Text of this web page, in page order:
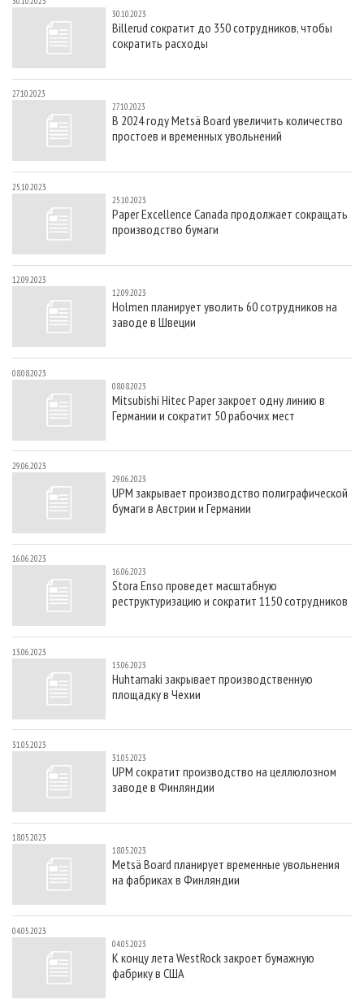
30.10.2023
Billerud сократит до 350 сотрудников, чтобы
сократить расходы
27.10.2023
27.10.2023
В 2024 году Metsä Board увеличить количество
простоев и временных увольнений
25.10.2023
25.10.2023
Paper Excellence Canada продолжает сокращать
производство бумаги
12.09.2023
12.09.2023
Holmen планирует уволить 60 сотрудников на
заводе в Швеции
08.08.2023
08.08.2023
Mitsubishi Hitec Paper закроет одну линию в
Германии и сократит 50 рабочих мест
29.06.2023
29.06.2023
UPM закрывает производство полиграфической
бумаги в Австрии и Германии
16.06.2023
16.06.2023
Stora Enso проведет масштабную
реструктуризацию и сократит 1150 сотрудников
13.06.2023
13.06.2023
Huhtamaki закрывает производственную
площадку в Чехии
31.05.2023
31.05.2023
UPM сократит производство на целлюлозном
заводе в Финляндии
18.05.2023
18.05.2023
Metsä Board планирует временные увольнения
на фабриках в Финляндии
04.05.2023
04.05.2023
К концу лета WestRock закроет бумажную
фабрику в США